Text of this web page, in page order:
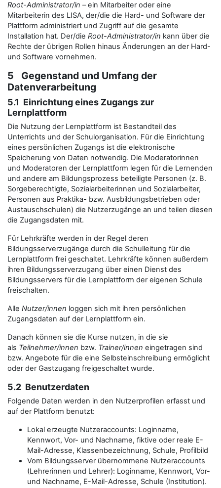
Root-Administrator/in – ein Mitarbeiter oder eine
Mitarbeiterin des LISA, der/die die Hard- und Software der
Plattform administriert und Zugriff auf die gesamte
Installation hat. Der/die Root-Administrator/in kann über die
Rechte der übrigen Rollen hinaus Änderungen an der Hard-
und Software vornehmen.
5 Gegenstand und Umfang der
Datenverarbeitung
5.1 Einrichtung eines Zugangs zur
Lernplattform
Die Nutzung der Lernplattform ist Bestandteil des
Unterrichts und der Schulorganisation. Für die Einrichtung
eines persönlichen Zugangs ist die elektronische
Speicherung von Daten notwendig. Die Moderatorinnen
und Moderatoren der Lernplattform legen für die Lernenden
und andere am Bildungsprozess beteiligte Personen (z. B.
Sorgeberechtigte, Sozialarbeiterinnen und Sozialarbeiter,
Personen aus Praktika- bzw. Ausbildungsbetrieben oder
Austauschschulen) die Nutzerzugänge an und teilen diesen
die Zugangsdaten mit.
Für Lehrkräfte werden in der Regel deren
Bildungsserverzugänge durch die Schulleitung für die
Lernplattform frei geschaltet. Lehrkräfte können außerdem
ihren Bildungsserverzugang über einen Dienst des
Bildungsservers für die Lernplattform der eigenen Schule
freischalten.
Alle Nutzer/innen loggen sich mit ihren persönlichen
Zugangsdaten auf der Lernplattform ein.
Danach können sie die Kurse nutzen, in die sie
als Teilnehmer/innen bzw. Trainer/innen eingetragen sind
bzw. Angebote für die eine Selbsteinschreibung ermöglicht
oder der Gastzugang freigeschaltet wurde.
5.2 Benutzerdaten
Folgende Daten werden in den Nutzerprofilen erfasst und
auf der Plattform benutzt:
Lokal erzeugte Nutzeraccounts: Loginname,
Kennwort, Vor- und Nachname, fiktive oder reale E-
Mail-Adresse, Klassenbezeichnung, Schule, Profilbild
Vom Bildungsserver übernommene Nutzeraccounts
(Lehrerinnen und Lehrer): Loginname, Kennwort, Vor-
und Nachname, E-Mail-Adresse, Schule (Institution).